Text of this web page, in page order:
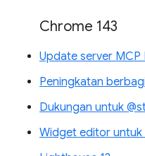
Chrome 143
Update server MCP
Peningkatan
Dukungan untuk
Widget editor untuk